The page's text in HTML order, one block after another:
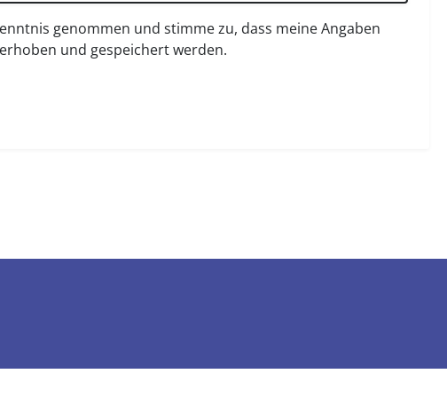
genommen und stimme zu, dass meine Angaben
und gespeichert werden.